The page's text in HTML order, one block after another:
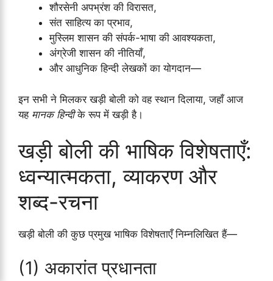
शौरसेनी अपभ्रंश की विरासत,
संत साहित्य का प्रभाव,
मुस्लिम शासन की संपर्क-भाषा की आवश्यकता,
अंग्रेजी शासन की नीतियाँ,
और आधुनिक हिन्दी लेखकों का योगदान—
इन सभी ने मिलकर खड़ी बोली को वह स्थान दिलाया, जहाँ आज
यह मानक हिन्दीके रूप में खड़ी है।
खड़ी बोली की भाषिक विशेषताएँ:
ध्वन्यात्मकता, व्याकरण और
शब्द-रचना
खड़ी बोली की कुछ प्रमुख भाषिक विशेषताएँ निम्नलिखित हैं—
(1) अकारांत प्रधानता